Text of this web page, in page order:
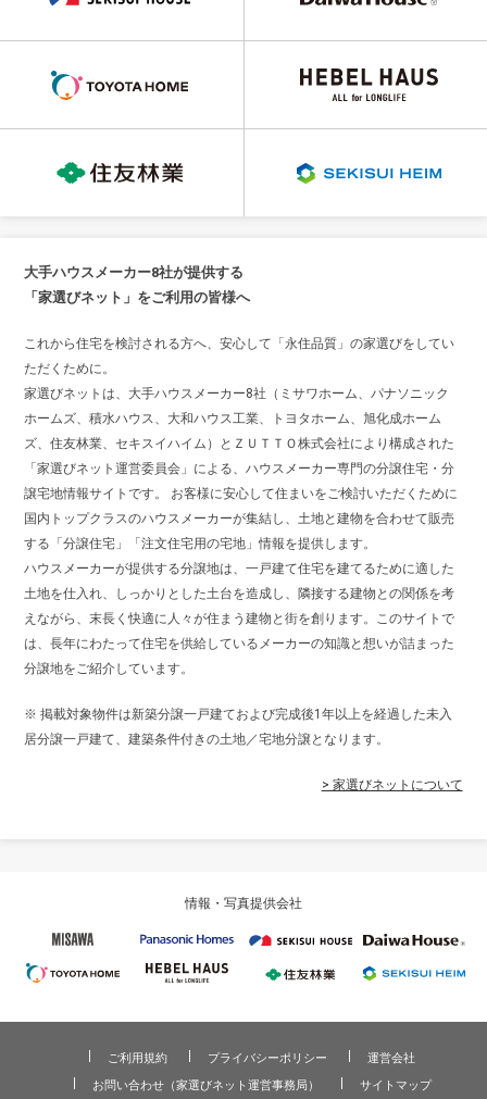
大手ハウスメーカー8社が提供する
「家選びネット」をご利用の皆様へ
これから住宅を検討される方へ、安心して「永住品質」の家選びをしてい
ただくために。
家選びネットは、大手ハウスメーカー8社（ミサワホーム、パナソニック
ホームズ、積水ハウス、大和ハウス工業、トヨタホーム、旭化成ホーム
ズ、住友林業、セキスイハイム）とＺＵＴＴＯ株式会社により構成された
「家選びネット運営委員会」による、ハウスメーカー専門の分譲住宅・分
譲宅地情報サイトです。 お客様に安心して住まいをご検討いただくために
国内トップクラスのハウスメーカーが集結し、土地と建物を合わせて販売
する「分譲住宅」「注文住宅用の宅地」情報を提供します。
ハウスメーカーが提供する分譲地は、一戸建て住宅を建てるために適した
土地を仕入れ、しっかりとした土台を造成し、隣接する建物との関係を考
えながら、末長く快適に人々が住まう建物と街を創ります。このサイトで
は、長年にわたって住宅を供給しているメーカーの知識と想いが詰まった
分譲地をご紹介しています。
※ 掲載対象物件は新築分譲一戸建ておよび完成後1年以上を経過した未入
居分譲一戸建て、建築条件付きの土地／宅地分譲となります。
> 家選びネットについて
情報・写真提供会社
ご利用規約 プライバシーポリシー
運営会社
お問い合わせ（家選びネット運営事務局）
サイトマップ